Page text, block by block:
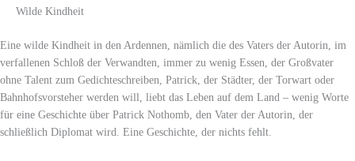
Wilde Kindheit
Eine wilde Kindheit in den Ardennen, nämlich die des Vaters der Autorin, im
verfallenen Schloß der Verwandten, immer zu wenig Essen, der Großvater
ohne Talent zum Gedichteschreiben, Patrick, der Städter, der Torwart oder
Bahnhofsvorsteher werden will, liebt das Leben auf dem Land – wenig Worte
für eine Geschichte über Patrick Nothomb, den Vater der Autorin, der
schließlich Diplomat wird. Eine Geschichte, der nichts fehlt.